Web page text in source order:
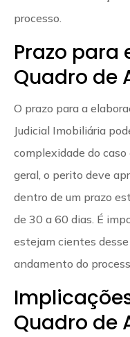
processo.
Prazo para
Quadro de
O prazo para a
Judicial Imobiliária
complexidade do
geral, o perito deve
dentro de um prazo
de 30 a 60 dias. É
estejam cientes
andamento do
Quadro de